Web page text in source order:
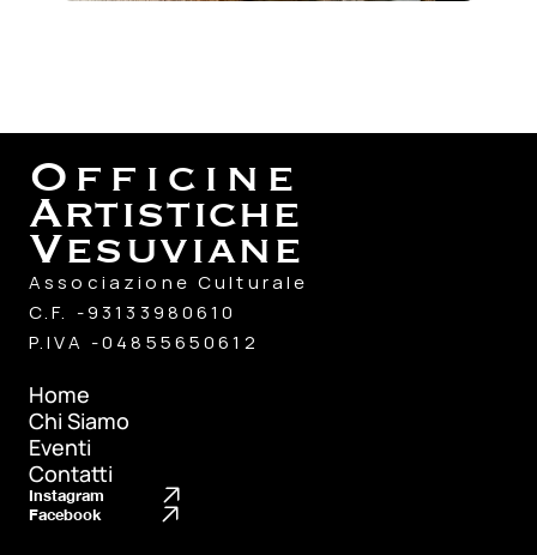
Officine
Artistiche
Vesuviane
Associazione Culturale
C.F. -93133980610
P.IVA -04855650612
Home
Home
Chi Siamo
Chi Siamo
Eventi
Eventi
Contatti
Contatti
Instagram
Facebook